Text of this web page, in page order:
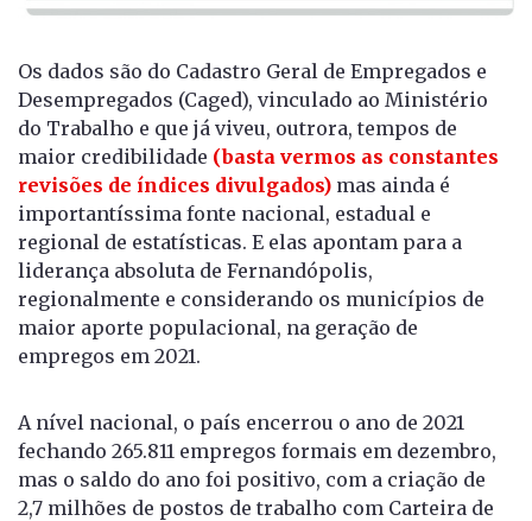
Os dados são do Cadastro Geral de Empregados e
Desempregados (Caged), vinculado ao Ministério
do Trabalho e que já viveu, outrora, tempos de
maior credibilidade (basta vermos as constantes
revisões de índices divulgados) mas ainda é
importantíssima fonte nacional, estadual e
regional de estatísticas. E elas apontam para a
liderança absoluta de Fernandópolis,
regionalmente e considerando os municípios de
maior aporte populacional, na geração de
empregos em 2021.
A nível nacional, o país encerrou o ano de 2021
fechando 265.811 empregos formais em dezembro,
mas o saldo do ano foi positivo, com a criação de
2,7 milhões de postos de trabalho com Carteira de